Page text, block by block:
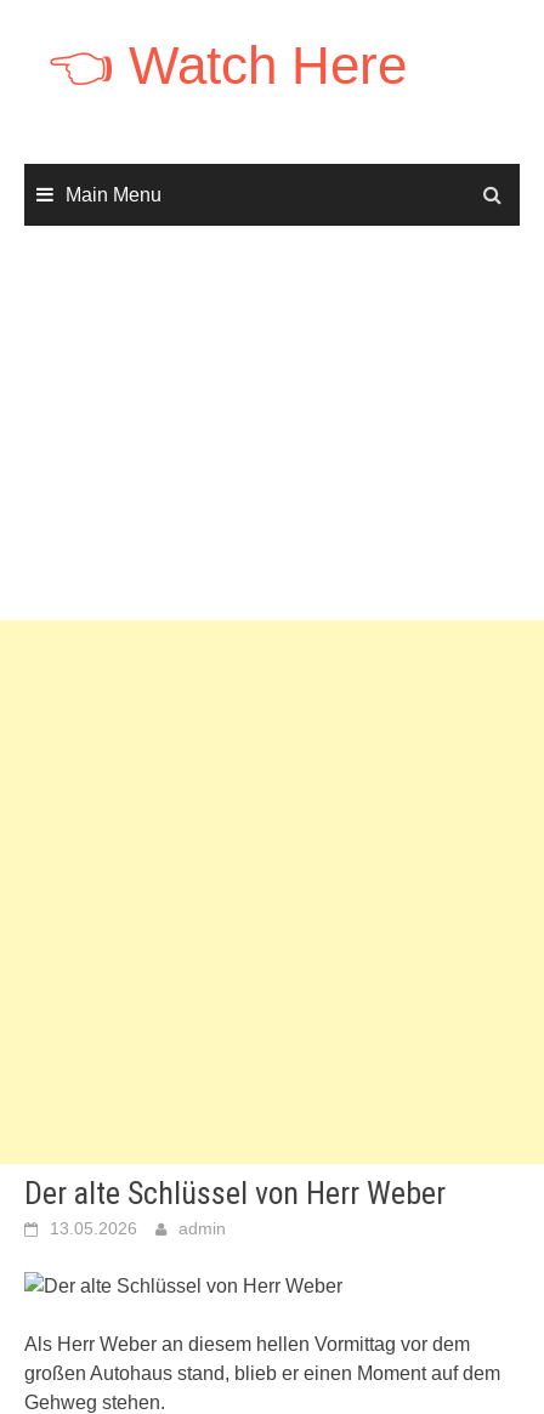
content👈 Watch Here
Main Menu
Der alte Schlüssel von Herr Weber
13.05.2026 admin
Als Herr Weber an diesem hellen Vormittag vor dem
großen Autohaus stand, blieb er einen Moment auf dem
Gehweg stehen.